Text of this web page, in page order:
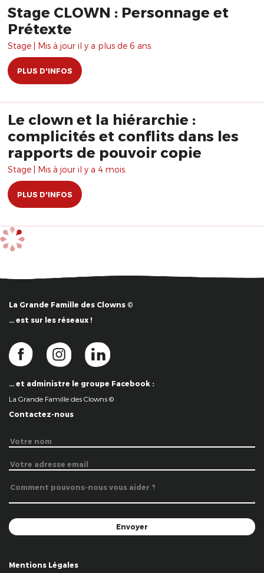
Stage CLOWN : Personnage et
Prétexte
Stage | Mis à jour il y a plus de 6 ans.
PLUS D'INFOS
Le clown et la hiérarchie :
complicités et conflits dans les
rapports de pouvoir copie
Stage | Mis à jour il y a 4 mois.
PLUS D'INFOS
La Grande Famille des Clowns ©
… est sur les réseaux !
… et administre le groupe Facebook :
La Grande Famille des Clowns ©
Contactez-nous
Mentions Légales